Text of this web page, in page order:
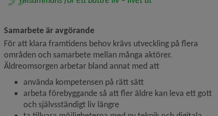
Samarbete är avgörande
För att klara framtidens behov krävs utveckling på flera
områden och samarbete mellan många aktörer.
Äldreomsorgen arbetar bland annat med att
använda kompetensen på rätt sätt
arbeta förebyggande så att fler äldre kan leva ett gott
och självsständigt liv längre